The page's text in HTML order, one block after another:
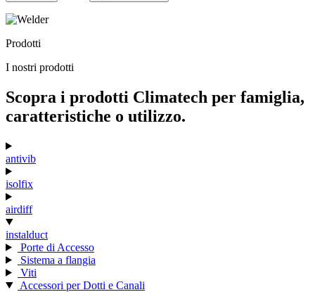
Home
Prodotti
Novità
IT
Prodotti
I nostri prodotti
Scopra i prodotti Climatech per famiglia,
caratteristiche o utilizzo.
antivib
isolfix
airdiff
instalduct
Porte di Accesso
Sistema a flangia
Viti
Accessori per Dotti e Canali